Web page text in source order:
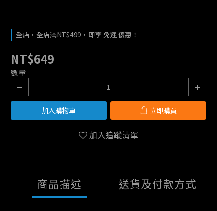
全店，全店滿NT$499，即享 免運 優惠！
NT$649
數量
加入購物車 立即購買
加入追蹤清單
商品描述 送貨及付款方式